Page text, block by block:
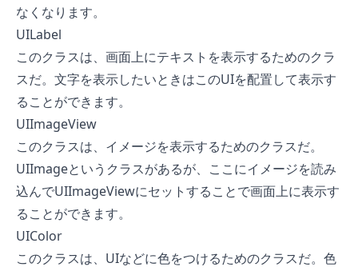
なくなります。
UILabel
このクラスは、画面上にテキストを表示するためのクラ
スだ。文字を表示したいときはこのUIを配置して表示す
ることができます。
UIImageView
このクラスは、イメージを表示するためのクラスだ。
UIImageというクラスがあるが、ここにイメージを読み
込んでUIImageViewにセットすることで画面上に表示す
ることができます。
UIColor
このクラスは、UIなどに色をつけるためのクラスだ。色